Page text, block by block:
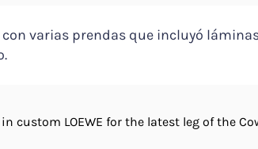
varias prendas que incluyó
in custom LOEWE for the latest leg of the